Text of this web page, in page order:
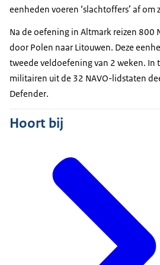
eenheden voeren ‘slachtoffers’ af om
Na de oefening in Altmark reizen 800
door Polen naar Litouwen. Deze
tweede veldoefening van 2 weken. In
militairen uit de 32 NAVO-lidstaten
Defender.
Hoort bij